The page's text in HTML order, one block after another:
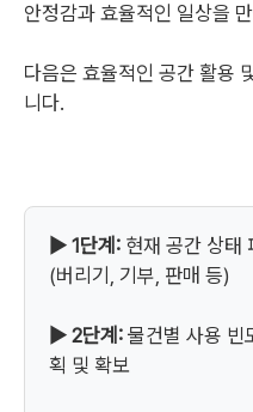
안정감과 효율적인 일상을
다음은 효율적인 공간 활용
니다.
▶ 1단계: 현재 공간 상태
(버리기, 기부, 판매 등)
▶ 2단계: 물건별 사용 빈
획 및 확보